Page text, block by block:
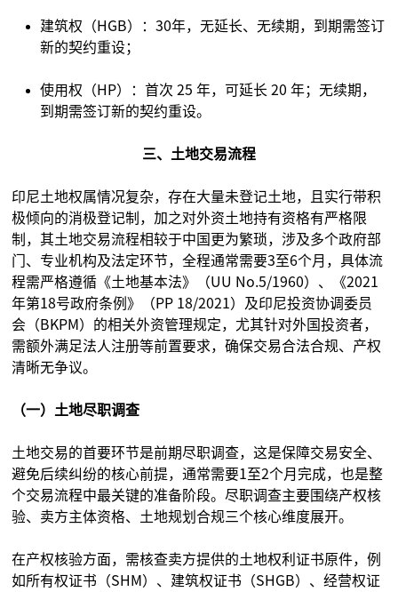
建筑权（HGB）：30年，无延长、无续期，到期需签订
新的契约重设；
使用权（HP）：首次 25 年，可延长 20 年；无续期，
到期需签订新的契约重设。
三、土地交易流程
印尼土地权属情况复杂，存在大量未登记土地，且实行带积
极倾向的消极登记制，加之对外资土地持有资格有严格限
制，其土地交易流程相较于中国更为繁琐，涉及多个政府部
门、专业机构及法定环节，全程通常需要3至6个月，具体流
程需严格遵循《土地基本法》（UU No.5/1960）、《2021
年第18号政府条例》（PP 18/2021）及印尼投资协调委员
会（BKPM）的相关外资管理规定，尤其针对外国投资者，
需额外满足法人注册等前置要求，确保交易合法合规、产权
清晰无争议。
（一）土地尽职调查
土地交易的首要环节是前期尽职调查，这是保障交易安全、
避免后续纠纷的核心前提，通常需要1至2个月完成，也是整
个交易流程中最关键的准备阶段。尽职调查主要围绕产权核
验、卖方主体资格、土地规划合规三个核心维度展开。
在产权核验方面，需核查卖方提供的土地权利证书原件，例
如所有权证书（SHM）、建筑权证书（SHGB）、经营权证